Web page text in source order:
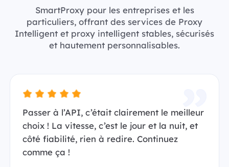
SmartProxy pour les entreprises et les
particuliers, offrant des services de Proxy
Intelligent et proxy intelligent stables, sécurisés
et hautement personnalisables.
Passer à l’API, c’était clairement le meilleur
choix ! La vitesse, c’est le jour et la nuit, et
côté fiabilité, rien à redire. Continuez
comme ça !